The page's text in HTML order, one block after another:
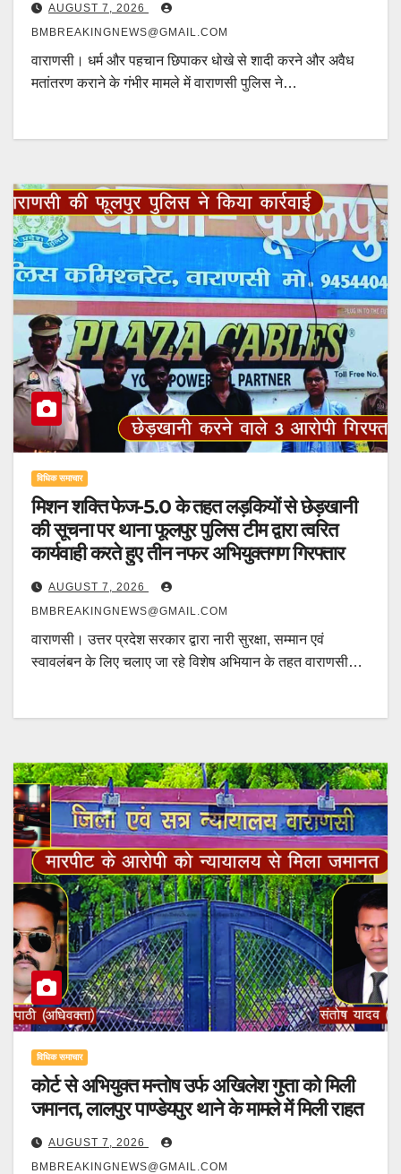
AUGUST 7, 2026
BMBREAKINGNEWS@GMAIL.COM
वाराणसी। धर्म और पहचान छिपाकर धोखे से शादी करने और अवैध
मतांतरण कराने के गंभीर मामले में वाराणसी पुलिस ने…
विधिक समाचार
मिशन शक्ति फेज-5.0 के तहत लड़कियों से छेड़खानी
की सूचना पर थाना फूलपुर पुलिस टीम द्वारा त्वरित
कार्यवाही करते हुए तीन नफर अभियुक्तगण गिरफ्तार
AUGUST 7, 2026
BMBREAKINGNEWS@GMAIL.COM
वाराणसी। उत्तर प्रदेश सरकार द्वारा नारी सुरक्षा, सम्मान एवं
स्वावलंबन के लिए चलाए जा रहे विशेष अभियान के तहत वाराणसी…
विधिक समाचार
कोर्ट से अभियुक्त मन्तोष उर्फ अखिलेश गुप्ता को मिली
जमानत, लालपुर पाण्डेयपुर थाने के मामले में मिली राहत
AUGUST 7, 2026
BMBREAKINGNEWS@GMAIL.COM